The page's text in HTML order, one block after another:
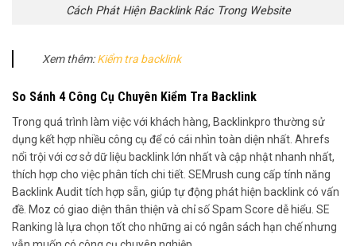
Cách Phát Hiện Backlink Rác Trong Website
Xem thêm:Kiểm tra backlink
So Sánh 4 Công Cụ Chuyên Kiểm Tra Backlink
Trong quá trình làm việc với khách hàng, Backlinkpro thường sử
dụng kết hợp nhiều công cụ để có cái nhìn toàn diện nhất. Ahrefs
nổi trội với cơ sở dữ liệu backlink lớn nhất và cập nhật nhanh nhất,
thích hợp cho việc phân tích chi tiết. SEMrush cung cấp tính năng
Backlink Audit tích hợp sẵn, giúp tự động phát hiện backlink có vấn
đề. Moz có giao diện thân thiện và chỉ số Spam Score dễ hiểu. SE
Ranking là lựa chọn tốt cho những ai có ngân sách hạn chế nhưng